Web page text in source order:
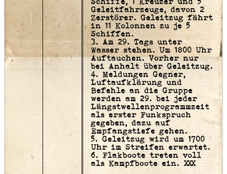
Geleitfahrzeuge, davon 2
Zerstörer. Geleitzug fährt
in 11 Kolonnen zu je 5
Schiffen.
3. Am 29. Tags unter
Wasser stehen. Um 1800 Uhr
Auftauchen. Vorher nur
bei Anhalt über Geleitzug.
4. Meldungen Gegner,
Luftaufklärung und
Befehle an die Gruppe
werden am 29. bei jeder
Längstwellenprogrammzeit
als erster Funkspruch
gegeben, dazu auf
Empfangstiefe gehen.
5. Geleitzug wird um 1700
Uhr im Streifen erwartet.
6. Flakboote treten voll
als Kampfboote ein.XXX